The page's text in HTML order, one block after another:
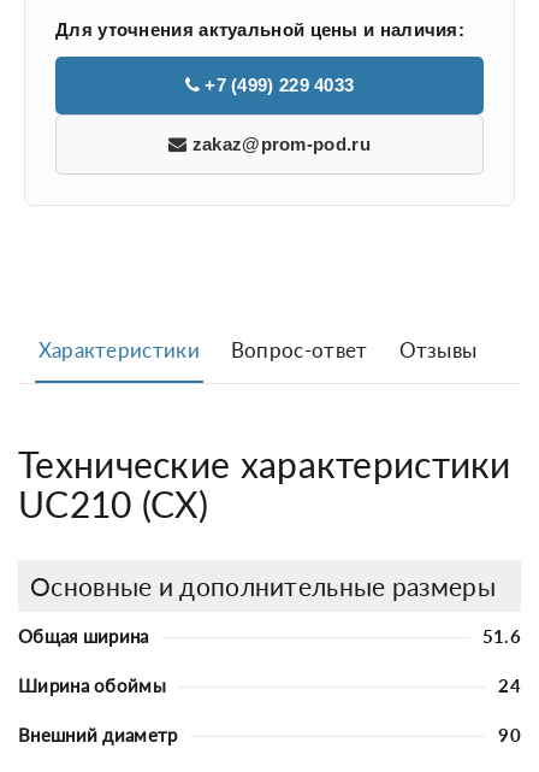
Для уточнения актуальной цены и наличия:
+7 (499) 229 4033
zakaz@prom-pod.ru
Характеристики Вопрос-ответ Отзывы
Технические характеристики
UC210 (CX)
Основные и дополнительные размеры
Общая ширина 51.6
Ширина обоймы 24
Внешний диаметр 90